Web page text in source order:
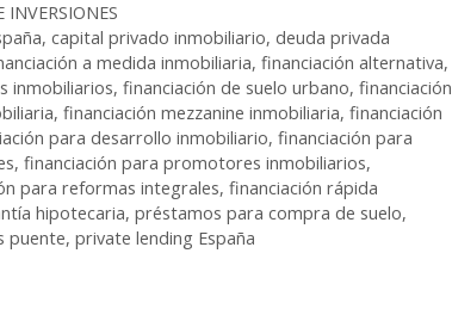
INVERSIONES
, capital privado inmobiliario, deuda privada
a medida inmobiliaria, financiación alternativa,
inmobiliarios, financiación de suelo urbano, financiación
, financiación mezzanine inmobiliaria, financiación
para desarrollo inmobiliario, financiación para
, financiación para promotores inmobiliarios,
para reformas integrales, financiación rápida
hipotecaria, préstamos para compra de suelo,
puente, private lending España